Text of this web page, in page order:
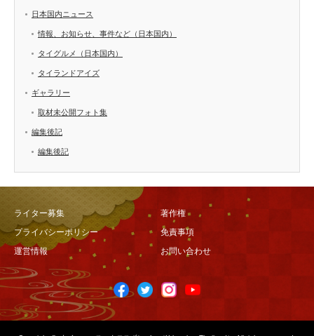
日本国内ニュース
情報、お知らせ、事件など（日本国内）
タイグルメ（日本国内）
タイランドアイズ
ギャラリー
取材未公開フォト集
編集後記
編集後記
ライター募集
著作権
プライバシーポリシー
免責事項
運営情報
お問い合わせ